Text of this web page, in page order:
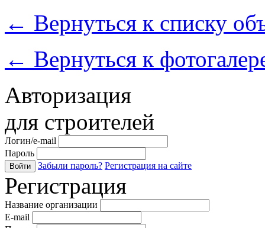
← Вернуться к списку
← Вернуться к
Авторизация
для строителей
Логин/e-mail
Пароль
Войти Забыли пароль? Регистрация на сайте
Регистрация
Название организации
E-mail